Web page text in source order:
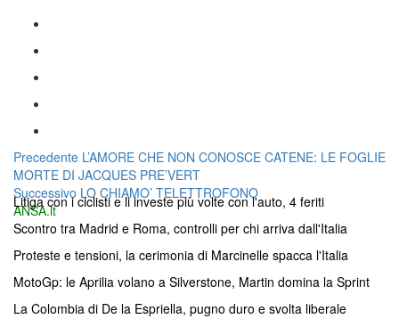
Navigazione
articoli
Precedente Articolo
precedente:
L’AMORE CHE NON CONOSCE CATENE: LE FOGLIE
MORTE DI JACQUES PRE’VERT
Successivo Articolo
successivo:
LO CHIAMO’ TELETTROFONO
ANSA.it
Litiga con i ciclisti e li investe più volte con l'auto, 4 feriti
Scontro tra Madrid e Roma, controlli per chi arriva dall'Italia
Proteste e tensioni, la cerimonia di Marcinelle spacca l'Italia
MotoGp: le Aprilia volano a Silverstone, Martin domina la Sprint
La Colombia di De la Espriella, pugno duro e svolta liberale